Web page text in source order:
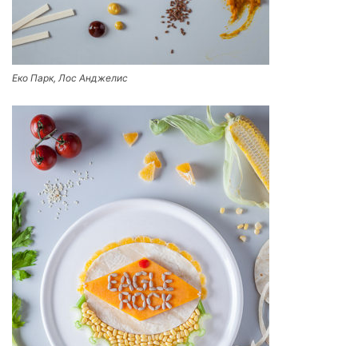
Еко Парк, Лос Анджелис